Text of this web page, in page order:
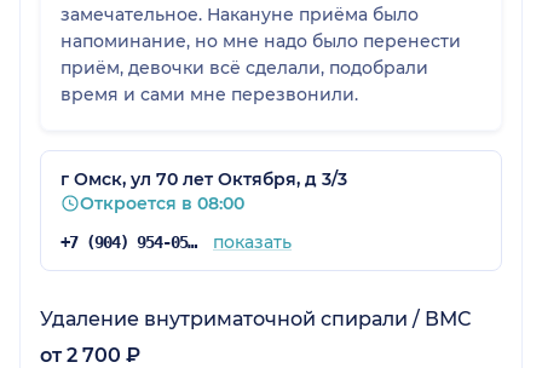
замечательное. Накануне приёма было
напоминание, но мне надо было перенести
приём, девочки всё сделали, подобрали
время и сами мне перезвонили.
г Омск, ул 70 лет Октября, д 3/3
Откроется в 08:00
+7 (904) 954-05-81 показать
Удаление внутриматочной спирали / ВМС
от 2 700 ₽